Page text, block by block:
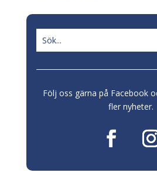
Följ oss gärna på Facebook
fler nyheter.